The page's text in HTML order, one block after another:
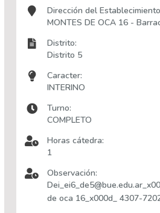
Dirección del
MONTES DE OCA 16 -
Distrito:
Distrito 5
Caracter:
INTERINO
Turno:
COMPLETO
Horas cátedra:
1
Observación:
de oca 16_x000d_ 4307-